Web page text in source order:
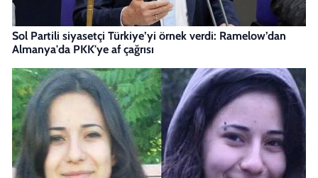
Sol Partili siyasetçi Türkiye’yi örnek verdi: Ramelow’dan
Almanya'da PKK'ye af çağrısı